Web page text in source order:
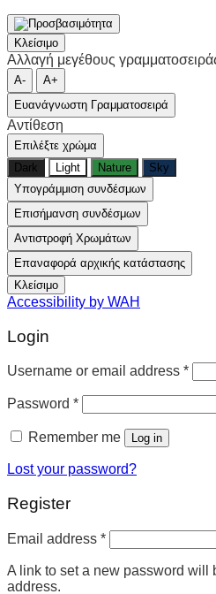
Κλείσιμο
Αλλαγή μεγέθους
A-
A+
Ευανάγνωστη Γραμματοσειρά
Αντίθεση
Επιλέξτε χρώμα
Dark
Light Nature
Sky
Υπογράμμιση συνδέσμων
Επισήμανση συνδέσμων
Αντιστροφή Χρωμάτων
Επαναφορά αρχικής κατάστασης
Κλείσιμο
Accessibility by WAH
Login
Username or email address *
Password *
Remember me Log in
Lost your password?
Register
Email address *
A link to set a new password will
address.